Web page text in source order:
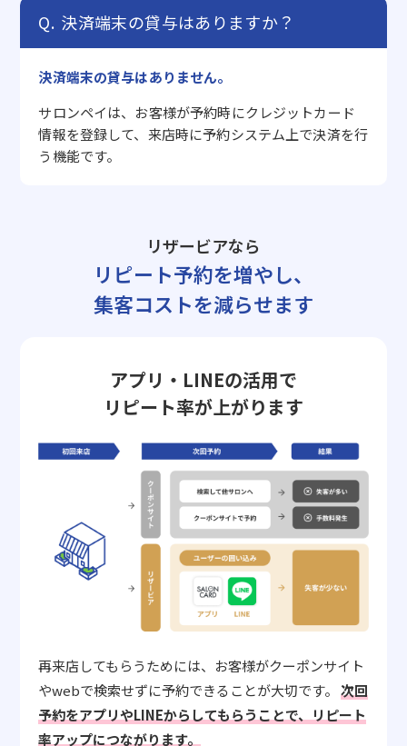
決済端末の貸与はありますか？
決済端末の貸与はありません。
サロンペイは、お客様が予約時にクレジットカード
情報を登録して、来店時に予約システム上で決済を行
う機能です。
リザービアなら
リピート予約を増やし、
集客コストを減らせます
アプリ・LINEの活用で
リピート率が上がります
再来店してもらうためには、お客様がクーポンサイト
やwebで検索せずに予約できることが大切です。 次回
予約をアプリやLINEからしてもらうことで、リピート
率アップにつながります。